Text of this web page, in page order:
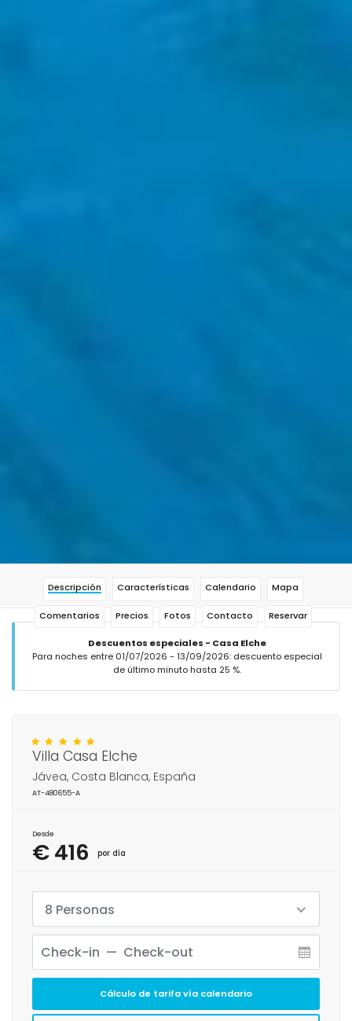
Descripción Características Calendario Mapa
Comentarios Precios Fotos Contacto Reservar
Descuentos especiales - Casa Elche
Para noches entre 01/07/2026 - 13/09/2026: descuento especial
de último minuto hasta 25 %.
Villa Casa Elche
Jávea, Costa Blanca, España
AT-480655-A
Desde
€ 416 por día
8 Personas
Cálculo de tarifa vía calendario